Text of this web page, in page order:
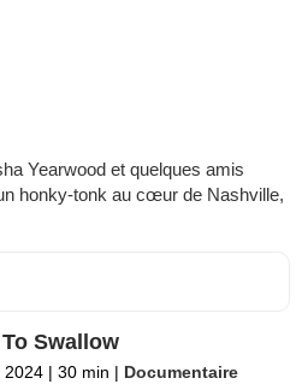
Yearwood et quelques amis
honky-tonk au cœur de Nashville,
Swallow
2024 | 30 min | Documentaire